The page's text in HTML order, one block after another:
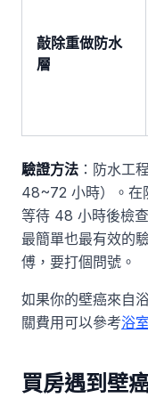
敲除重做防水
層
驗證方法 ：防水工
48~72 小時）。在
等待 48 小時後檢
最簡單也最有效的
傅，要打個問號。
如果你的壁癌來自
關費用可以參考浴
買房遇到壁